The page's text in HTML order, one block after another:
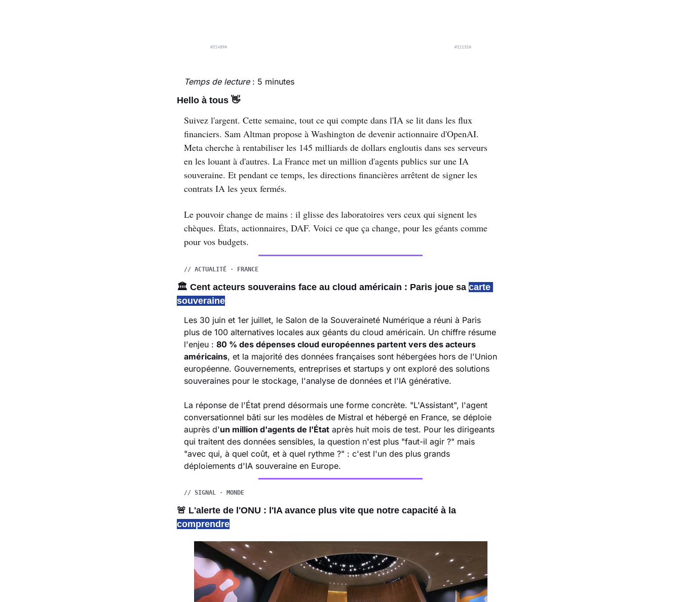
Temps de lecture : 5 minutes
Hello à tous 👋
Suivez l'argent. Cette semaine, tout ce qui compte dans l'IA se lit dans les flux
financiers. Sam Altman propose à Washington de devenir actionnaire d'OpenAI.
Meta cherche à rentabiliser les 145 milliards de dollars engloutis dans ses serveurs
en les louant à d'autres. La France met un million d'agents publics sur une IA
souveraine. Et pendant ce temps, les directions financières arrêtent de signer les
contrats IA les yeux fermés.
Le pouvoir change de mains : il glisse des laboratoires vers ceux qui signent les
chèques. États, actionnaires, DAF. Voici ce que ça change, pour les géants comme
pour vos budgets.
// ACTUALITÉ · FRANCE
🏛️ Cent acteurs souverains face au cloud américain : Paris joue sa carte
souveraine
Les 30 juin et 1er juillet, le Salon de la Souveraineté Numérique a réuni à Paris
plus de 100 alternatives locales aux géants du cloud américain. Un chiffre résume
l'enjeu : 80 % des dépenses cloud européennes partent vers des acteurs
américains, et la majorité des données françaises sont hébergées hors de l'Union
européenne. Gouvernements, entreprises et startups y ont exploré des solutions
souveraines pour le stockage, l'analyse de données et l'IA générative.
La réponse de l'État prend désormais une forme concrète. "L'Assistant", l'agent
conversationnel bâti sur les modèles de Mistral et hébergé en France, se déploie
auprès d'un million d'agents de l'État après huit mois de test. Pour les dirigeants
qui traitent des données sensibles, la question n'est plus "faut-il agir ?" mais
"avec qui, à quel coût, et à quel rythme ?" : c'est l'un des plus grands
déploiements d'IA souveraine en Europe.
// SIGNAL · MONDE
🚨
L'alerte de l'ONU : l'IA avance plus vite que notre capacité à la
comprendre